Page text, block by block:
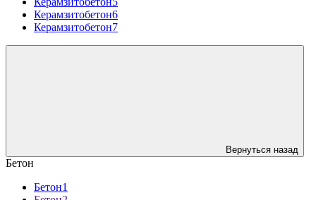
Керамзитобетон6
Керамзитобетон7
Вернуться назад
Бетон
Бетон1